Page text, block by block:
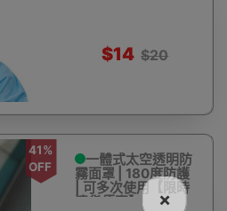
調鬆緊 | 成人一次性
$14 $20
41%
OFF
一體式太空透明防
霧面罩 | 180度防護
| 可多次使用【限時
清貨優惠】
×